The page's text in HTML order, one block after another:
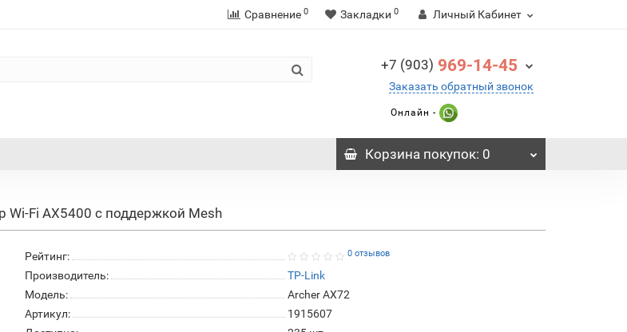
Сравнение 0 Закладки 0 Личный Кабинет
+7 (903) 969-14-45
Заказать обратный звонок
Онлайн -
Корзинапокупок: 0
Wi-Fi AX5400 с поддержкой Mesh
Рейтинг: 0 отзывов
Производитель:
TP-Link
Модель:
Archer AX72
Артикул:
1915607